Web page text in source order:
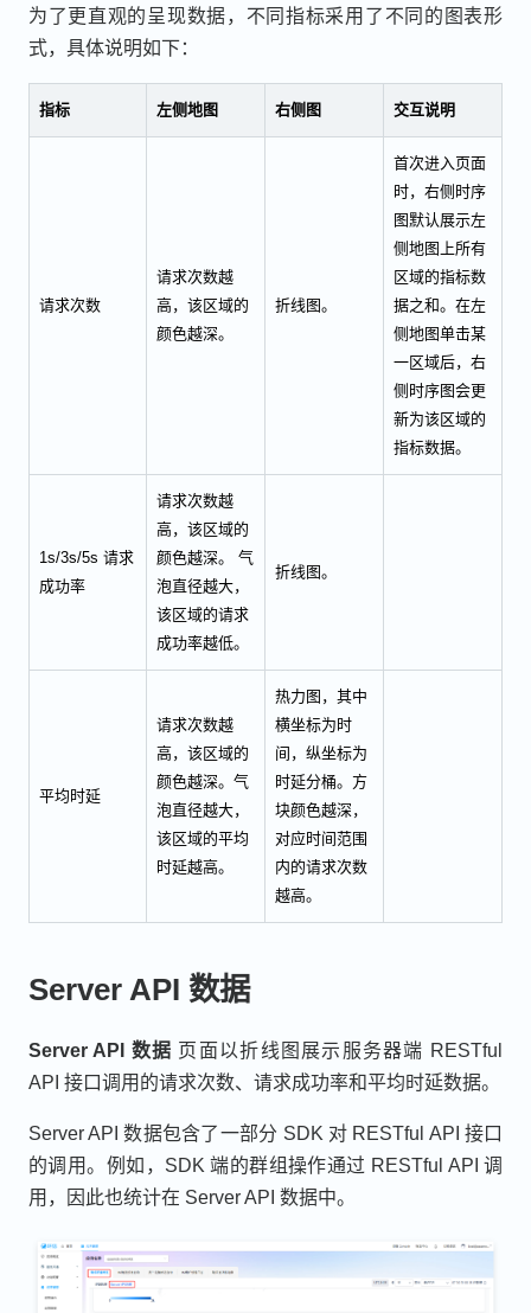
为了更直观的呈现数据，不同指标采用了不同的图表形
式，具体说明如下：
指标 左侧地图 右侧图 交互说明
请求次数
请求次数越
高，该区域的
颜色越深。
折线图。
首次进入页面
时，右侧时序
图默认展示左
侧地图上所有
区域的指标数
据之和。在左
侧地图单击某
一区域后，右
侧时序图会更
新为该区域的
指标数据。
1s/3s/5s 请求
成功率
请求次数越
高，该区域的
颜色越深。 气
泡直径越大，
该区域的请求
成功率越低。
折线图。
平均时延
请求次数越
高，该区域的
颜色越深。气
泡直径越大，
该区域的平均
时延越高。
热力图，其中
横坐标为时
间，纵坐标为
时延分桶。方
块颜色越深，
对应时间范围
内的请求次数
越高。
Server API 数据
Server API 数据 页面以折线图展示服务器端 RESTful
API 接口调用的请求次数、请求成功率和平均时延数据。
Server API 数据包含了一部分 SDK 对 RESTful API 接口
的调用。例如，SDK 端的群组操作通过 RESTful API 调
用，因此也统计在 Server API 数据中。